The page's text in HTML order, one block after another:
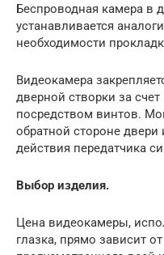
Беспроводная камера в
устанавливается
необходимости
Видеокамера
дверной створки за
посредством винтов.
обратной стороне
действия передатчика
Выбор изделия.
Цена видеокамеры,
глазка, прямо зависит